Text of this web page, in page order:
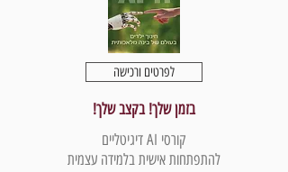
לפרטים ורכישה
בזמן שלך! בקצב שלך!
קורסי AI דיגיטליים
להתפתחות אישית בלמידה עצמית